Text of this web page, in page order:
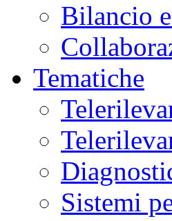
Bilancio
Tematiche
Sistemi